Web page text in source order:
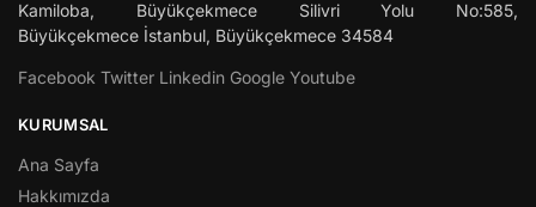
Kamiloba, Büyükçekmece Silivri Yolu No:585,
Büyükçekmece İstanbul, Büyükçekmece 34584
Facebook Twitter Linkedin Google Youtube
KURUMSAL
Ana Sayfa
Hakkımızda